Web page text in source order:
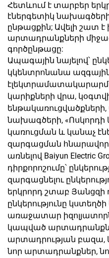
Հետևում է տարբեր
էներգետիկ
ընթացքին; Ավելի շատ
արտադրանքների
գործընթացը:
Ապագային նայելով՝
կկենտրոնանա
կարիքների վրա,
նախագծերի,
կառուցման և կանաչ
զարգացման
առնելով Baiyun Electric
դիրքորոշումը՝
զարգացնելու
երկրորդ շտաբ Յանցզի
ընկերությունը
առաջատար
կապված
արտադրության բազա,
նոր արտադրանքներ,